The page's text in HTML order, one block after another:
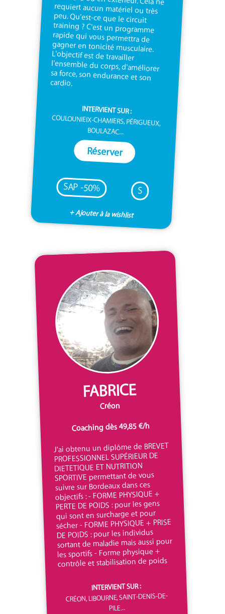
cardio.
INTERVIENT SUR :
COULOUNIEIX-CHAMIERS, PÉRIGUEUX,
BOULAZAC...
Réserver
SAP -50% S
+ Ajouter à la wishlist
FABRICE
Créon
Coaching dès 49,85 €/h
J'ai obtenu un diplôme de BREVET
PROFESSIONNEL SUPÉRIEUR DE
DIETETIQUE ET NUTRITION
SPORTIVE permettant de vous
suivre sur Bordeaux dans ces
objectifs : - FORME PHYSIQUE +
PERTE DE POIDS : pour les gens
qui sont en surcharge et pour
sécher - FORME PHYSIQUE + PRISE
DE POIDS : pour les individus
sortant de maladie mais aussi pour
les sportifs - Forme physique +
contrôle et stabilisation de poids
INTERVIENT SUR :
CRÉON, LIBOURNE, SAINT-DENIS-DE-
PILE...